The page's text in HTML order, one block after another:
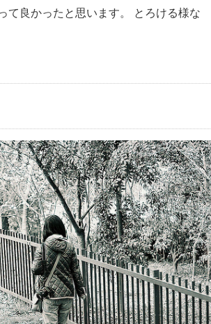
て良かったと思います。 とろける様な